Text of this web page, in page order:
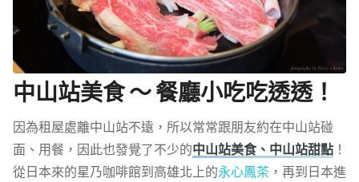
中山站美食 ～ 餐廳小吃吃透透！
因為租屋處離中山站不遠，所以常常跟朋友約在中山站碰
面、用餐，因此也發覺了不少的中山站美食、中山站甜點！
從日本來的星乃咖啡館到高雄北上的永心鳳茶，再到日本進